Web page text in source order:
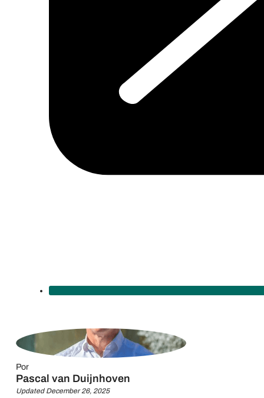
Por
Pascal van Duijnhoven
Updated December 26, 2025